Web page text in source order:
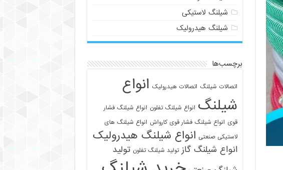
شیلنگ لاستیکی
شیلنگ هیدرولیک
برچسب‌ها
اتصالات شیلنگ اتصالات هیدرولیک انواع
شیلنگ انواع شیلنگ تفلون انواع شیلنگ فشار
قوی انواع شیلنگ فشار قوی کارواش انواع شیلنگ های
لاستیکی صنعتی انواع شیلنگ هیدرولیک
انواع شیلنگ گاز تولید شیلنگ تفلون تولید